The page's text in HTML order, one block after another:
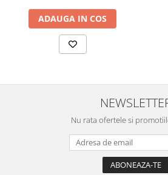
ADAUGA IN COS
Nu rata ofertele si